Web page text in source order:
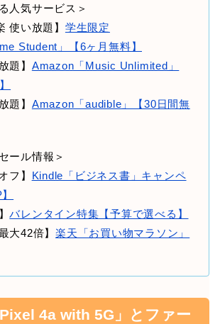
人気サービス＞
使い放題】 学生限定
Student」【6ヶ月無料】
題】 Amazon「Music Unlimited」
題】 Amazon「audible」【30日間無
ール情報＞
フ】 Kindle「ビジネス書」キャンペ
バレンタイン特集【予算で選べる】
大42倍】楽天「お買い物マラソン」
4a with 5G」とファー